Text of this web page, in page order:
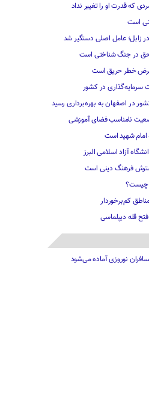
که قدرت او را تغییر نداد
است
زابل؛ عامل اصلی دستگیر شد
حق در جنگ شناختی است
در اصفهان به بهره‌برداری رسید
وضعیت نامناسب فضای آموزشی
امام شهید است
آزاد اسلامی البرز
فرهنگ دینی است
کم‌برخوردار
نوروزی آماده می‌شود